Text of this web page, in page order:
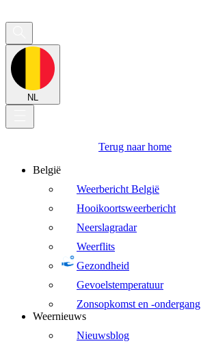
NL
Terug naar home
België
Weerbericht België
Hooikoortsweerbericht
Neerslagradar
Weerflits
Gezondheid
Gevoelstemperatuur
Zonsopkomst en -ondergang
Weernieuws
Nieuwsblog